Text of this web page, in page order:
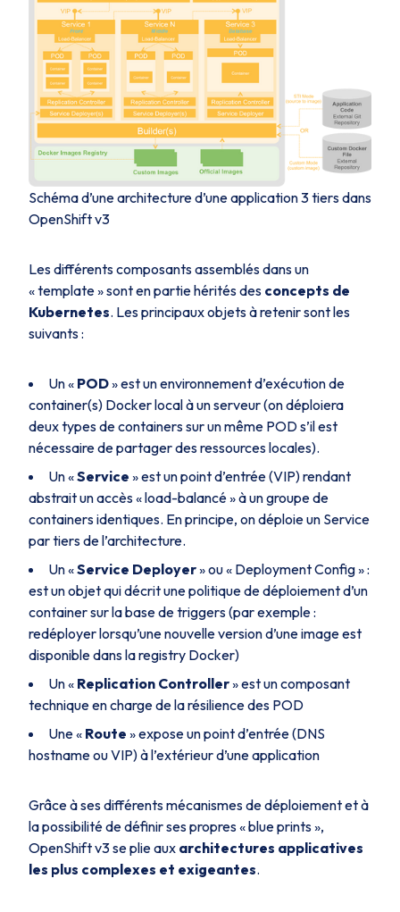
Schéma d’une architecture d’une application 3 tiers dans
OpenShift v3
Les différents composants assemblés dans un
«template» sont en partie hérités des concepts de
Kubernetes. Les principaux objets à retenir sont les
suivants :
Un « POD» est un environnement d’exécution de
container(s) Docker local à un serveur (on déploiera
deux types de containers sur un même POD s’il est
nécessaire de partager des ressources locales).
Un «Service » est un point d’entrée (VIP) rendant
abstrait un accès « load-balancé » à un groupe de
containers identiques. En principe, on déploie un Service
partiersde l’architecture.
Un «Service Deployer»ou « Deployment Config »:
est un objet qui décrit une politique de déploiement d’un
container sur la base detriggers(par exemple :
redéployer lorsqu’une nouvelle version d’une image est
disponible dans laregistry Docker)
Un « Replication Controller» est un composant
technique en charge de la résilience des POD
Une « Route » expose un point d’entrée (DNS
hostnameou VIP) à l’extérieur d’une application
Grâce à ses différents mécanismes de déploiement et à
la possibilité de définir ses propres «blue prints»,
OpenShift v3 se plie aux architectures applicatives
les plus complexes et exigeantes.